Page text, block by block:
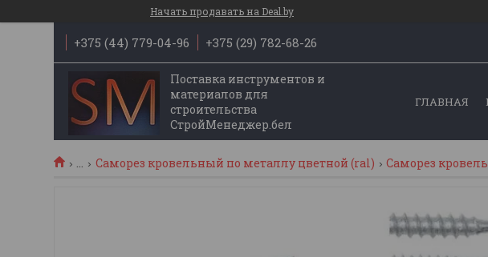
Начать продавать на Deal.by
+375 (44) 779-04-96 +375 (29) 782-68-26
Поставка инструментов и
материалов для
строительства
СтройМенеджер.бел
ГЛАВНАЯ
... Саморез кровельный по металлу цветной (ral) Саморез